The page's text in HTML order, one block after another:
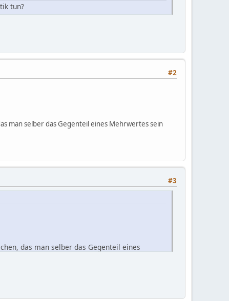
tun?
#2
man selber das Gegenteil eines Mehrwertes sein
#3
das man selber das Gegenteil eines